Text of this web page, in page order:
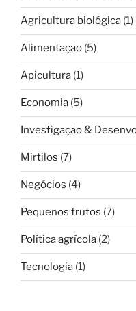
Agricultura biológica (1)
Alimentação (5)
Apicultura (1)
Economia (5)
Investigação &
Mirtilos (7)
Negócios (4)
Pequenos frutos (7)
Política agrícola (2)
Tecnologia (1)